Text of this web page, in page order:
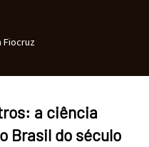
Fiocruz
a ciência
Brasil do século